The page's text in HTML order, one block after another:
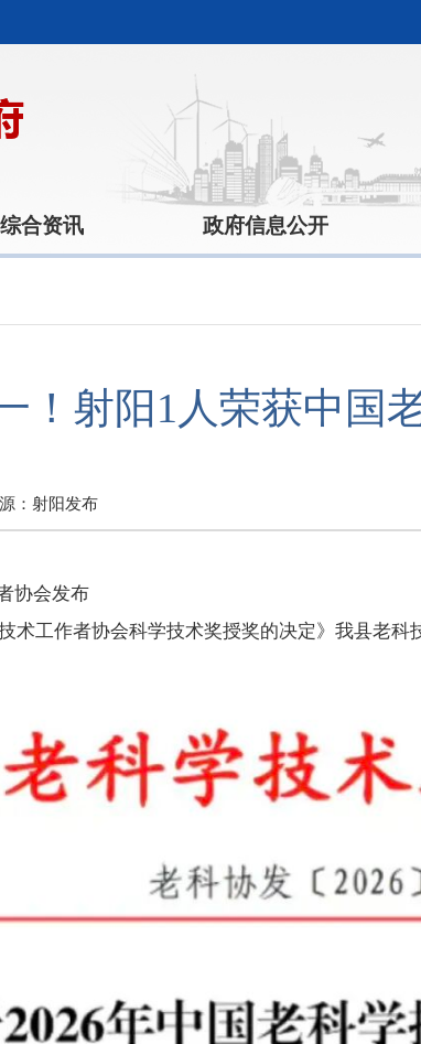
综合资讯 政府信息公开
！射阳1人荣获中国
： 射阳发布
协会发布
术工作者协会科学技术奖授奖的决定》我县老